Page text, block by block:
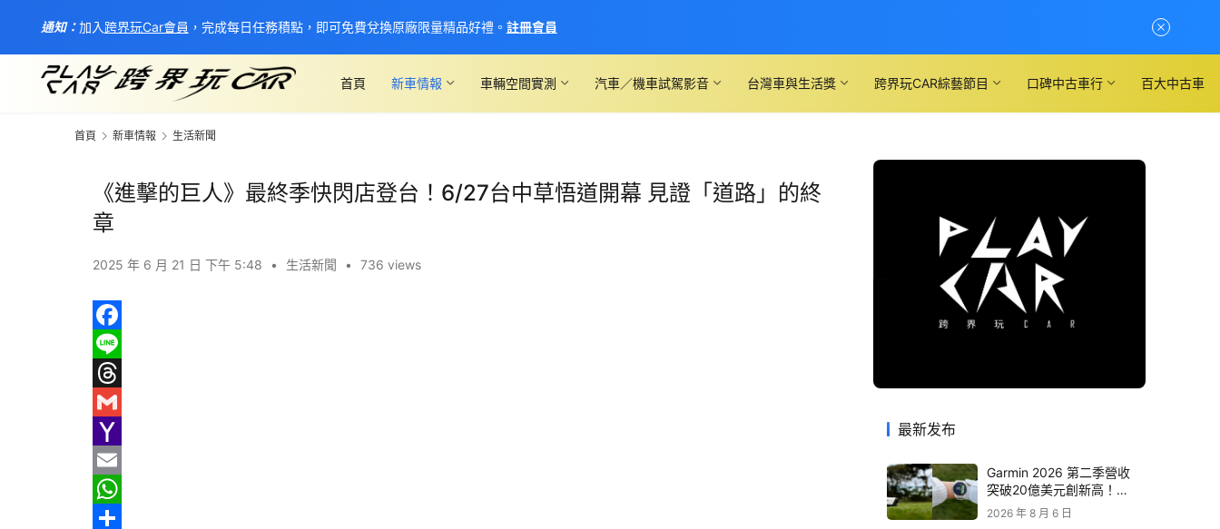
首頁 新車情報 車輛空間實測 汽車／機車試駕影音 台灣車與生活獎 跨界玩CAR綜藝節目 口碑中古車行 百大中古車
首頁 新車情報 生活新聞
《進擊的巨人》最終季快閃店登台！6/27台中草悟道開幕 見證「道路」的終
章
2025 年 6 月 21 日 下午 5:48 • 生活新聞 • 736 views
F
a
c
b
o
o
L
e
T
r
e
a
G
m
a
Y
a
h
E
m
W
最新发布
Garmin 2026 第二季營收
突破20億美元創新高！收
購 TrainingPeaks、
2026 年 8 月 6 日
通知：加入 跨界玩Car會員 ，完成每日任務積點，即可免費兌換原廠限量精品好禮。 註冊會員